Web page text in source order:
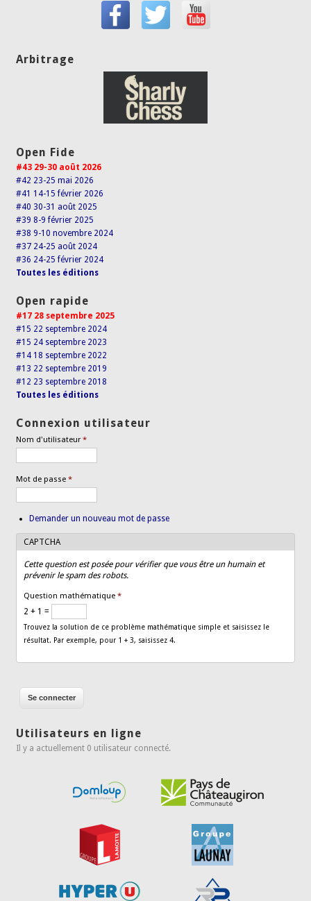
Arbitrage
Open Fide
#43 29-30 août 2026
#42 23-25 mai 2026
#41 14-15 février 2026
#40 30-31 août 2025
#39 8-9 février 2025
#38 9-10 novembre 2024
#37 24-25 août 2024
#36 24-25 février 2024
Toutes les éditions
Open rapide
#17 28 septembre 2025
#15 22 septembre 2024
#15 24 septembre 2023
#14 18 septembre 2022
#13 22 septembre 2019
#12 23 septembre 2018
Toutes les éditions
Connexion utilisateur
Nom d'utilisateur*
Mot de passe*
Demander un nouveau mot de passe
CAPTCHA
Cette question est posée pour vérifier que vous être un humain et
prévenir le spam des robots.
Question mathématique*
2 + 1 =
Trouvez la solution de ce problème mathématique simple et saisissez le
résultat. Par exemple, pour 1 + 3, saisissez 4.
Utilisateurs en ligne
Il y a actuellement 0 utilisateur connecté.